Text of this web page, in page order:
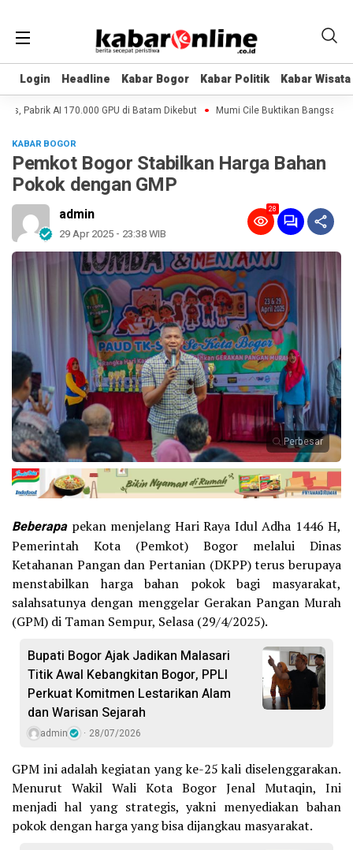
Login Headline Kabar Bogor Kabar Politik Kabar Wisata
Login Headline Kabar Bogor Kabar Politik Kabar Wisata
Pabrik AI 170.000 GPU di Batam Dikebut Mumi Cile Buktikan Bangsa
KABAR BOGOR
Pemkot Bogor Stabilkan Harga Bahan
Pokok dengan GMP
admin
29 Apr 2025 - 23:38 WIB
28
Perbesar
Beberapapekan menjelang Hari Raya Idul Adha 1446 H,
Pemerintah Kota (Pemkot) Bogor melalui Dinas
Ketahanan Pangan dan Pertanian (DKPP) terus berupaya
menstabilkan harga bahan pokok bagi masyarakat,
salahsatunya dengan menggelar Gerakan Pangan Murah
(GPM) di Taman Sempur, Selasa (29/4/2025).
Bupati Bogor Ajak Jadikan Malasari
Titik Awal Kebangkitan Bogor, PPLI
Perkuat Komitmen Lestarikan Alam
dan Warisan Sejarah
admin 28/07/2026
GPM ini adalah kegiatan yang ke-25 kali diselenggarakan.
Menurut Wakil Wali Kota Bogor Jenal Mutaqin, Ini
menjadi hal yang strategis, yakni menyediakan bahan
pokok dengan harga yang bisa dijangkau masyarakat.